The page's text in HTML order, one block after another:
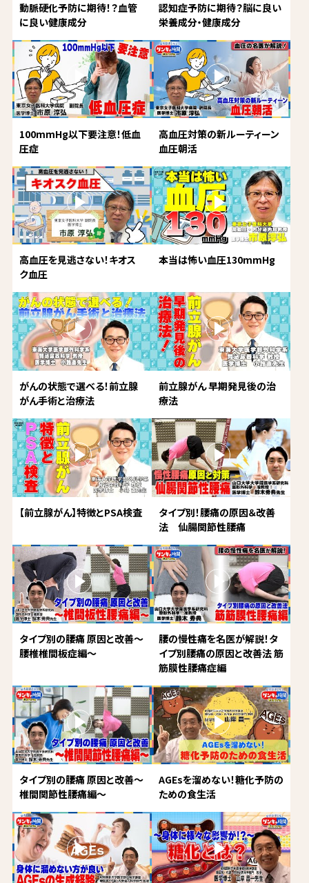
動脈硬化予防に期待！？血管
に良い健康成分
認知症予防に期待？脳に良い
栄養成分・健康成分
100mmHg以下要注意！低血
圧症
高血圧対策の新ルーティーン
血圧朝活
高血圧を見逃さない！キオス
ク血圧
本当は怖い血圧130mmHg
がんの状態で選べる！前立腺
がん手術と治療法
前立腺がん 早期発見後の治
療法
【前立腺がん】特徴とPSA検査
タイプ別！腰痛の原因＆改善
法 仙腸関節性腰痛
タイプ別の腰痛 原因と改善～
腰椎椎間板症編～
腰の慢性痛を名医が解説！タ
イプ別腰痛の原因と改善法 筋
筋膜性腰痛症編
タイプ別の腰痛 原因と改善～
椎間関節性腰痛編～
AGEsを溜めない！糖化予防の
ための食生活